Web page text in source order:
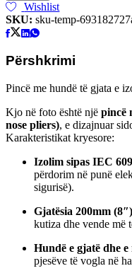
e
izoluar
1000V
quantity
Wishlist
SKU: sku-temp-
Përshkrimi
Pincë me hundë të gjata e
Kjo në foto është një pincë
nose pliers), e dizajnuar
Karakteristikat kryesore:
Izolim sipas IEC
përdorim në punë
sigurisë).
Gjatësia 200mm (8″)
kutiza dhe vende më
Hundë e gjatë dhe e
pjesëve të vogla në